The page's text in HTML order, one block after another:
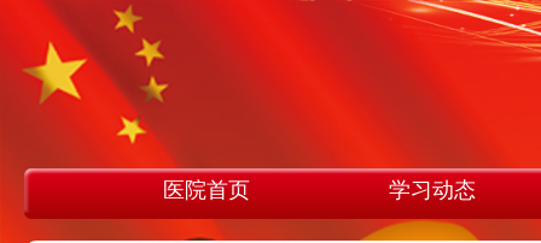
医院首页 学习动态